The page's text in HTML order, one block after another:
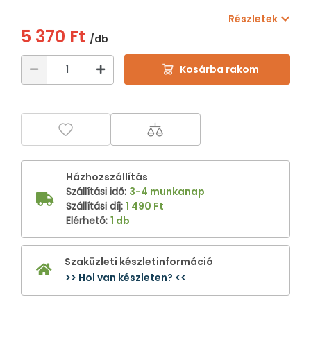
Részletek
5 370 Ft /db
Kosárba rakom
Házhozszállítás
Szállítási idő: 3-4 munkanap
Szállítási díj: 1 490 Ft
Elérhető: 1 db
Szaküzleti készletinformáció
>> Hol van készleten? <<